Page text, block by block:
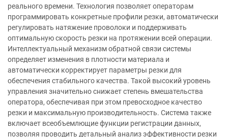
реального времени. Технология позволяет операторам
программировать конкретные профили резки, автоматически
регулировать натяжение проволоки и поддерживать
оптимальную скорость резки на протяжении всей операции.
Интеллектуальный механизм обратной связи системы
определяет изменения в плотности материала и
автоматически корректирует параметры резки для
обеспечения стабильного качества. Такой высокий уровень
управления значительно снижает степень вмешательства
оператора, обеспечивая при этом превосходное качество
резки и максимальную производительность. Система также
включает всеобъемлющие функции регистрации данных,
позволяя проводить детальный анализ эффективности резки